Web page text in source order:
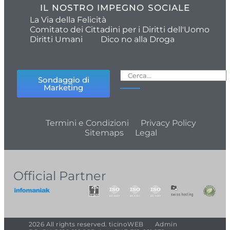
IL NOSTRO IMPEGNO SOCIALE
La Via della Felicità
Comitato dei Cittadini per i Diritti dell'Uomo
Diritti Umani
Dico no alla Droga
Sondaggio di
Marketing
Termini e Condizioni
Privacy Policy
Sitemaps
Legal
Official Partner
2026 All rights reserved. ticinoWEB
Admin